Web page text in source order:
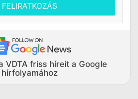
FELIRATKOZÁS
VDTA friss híreit a Google
hírfolyamához